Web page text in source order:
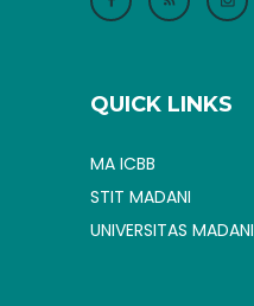
QUICK LINKS
MA ICBB
STIT MADANI
UNIVERSITAS MADANI